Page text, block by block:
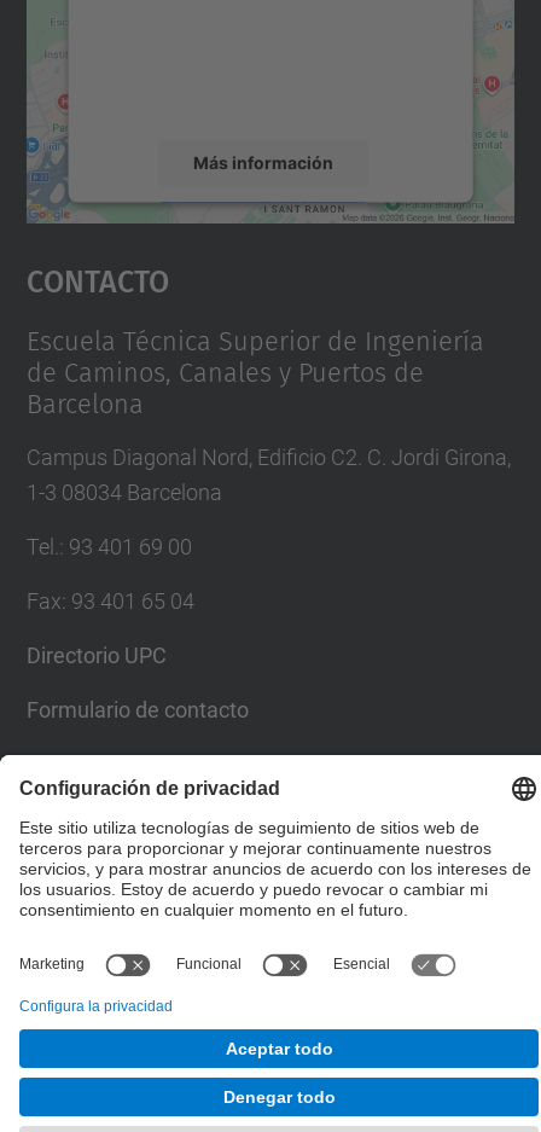
Más información
Aceptar
powered by
Contacto
Escuela Técnica Superior de Ingeniería
de Caminos, Canales y Puertos de
Barcelona
Campus Diagonal Nord, Edificio C2. C. Jordi Girona,
1-3 08034 Barcelona
Tel. : 93 401 69 00
Fax: 93 401 65 04
Directorio UPC
Formulario de contacto
© UPCEscuela Técnica Superior de Ingenieros de Caminos,
Canales y Puertos de Barcelona
Aviso legal
Configuración de privacidad